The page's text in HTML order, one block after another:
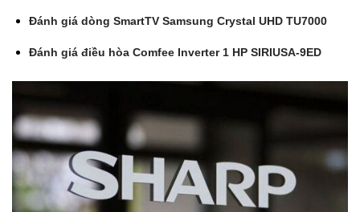
Đánh giá dòng SmartTV Samsung Crystal UHD TU7000
Đánh giá điều hòa Comfee Inverter 1 HP SIRIUSA-9ED